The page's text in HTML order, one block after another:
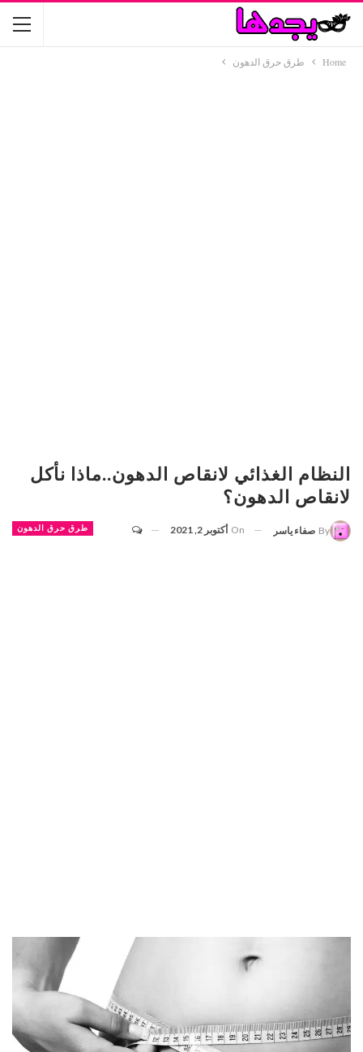
Home طرق حرق الدهون
النظام الغذائي لانقاص الدهون..ماذا نأكل
لانقاص الدهون؟
طرق حرق الدهون By صفاء ياسر On أكتوبر 2, 2021